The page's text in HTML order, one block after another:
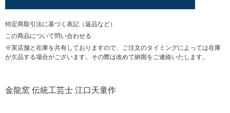
特定商取引法に基づく表記（返品など）
この商品について問い合わせる
※実店舗と在庫を共有しておりますので、ご注文のタイミングによっては在庫
が欠品する場合がございます。その際は改めて納期をご連絡いたします。
金龍窯 伝統工芸士 江口天童作